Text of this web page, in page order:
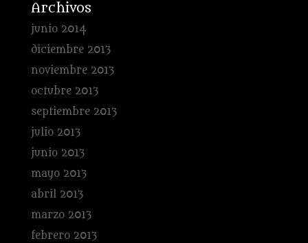
Archivos
junio 2014
diciembre 2013
noviembre 2013
octubre 2013
septiembre 2013
julio 2013
junio 2013
mayo 2013
abril 2013
marzo 2013
febrero 2013